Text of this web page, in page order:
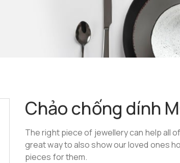
Chảo chống dính
The right piece of jewellery can help all
great way to also show our loved ones
pieces for them.